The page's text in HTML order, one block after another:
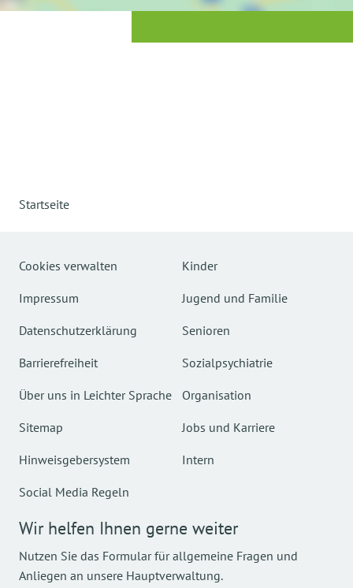
Startseite
Cookies verwalten
Impressum
Datenschutzerklärung
Barrierefreiheit
Über uns in Leichter Sprache
Sitemap
Hinweisgebersystem
Social Media Regeln
Kinder
Jugend und Familie
Senioren
Sozialpsychiatrie
Organisation
Jobs und Karriere
Intern
Wir helfen Ihnen gerne weiter
Nutzen Sie das Formular für allgemeine Fragen und
Anliegen an unsere Hauptverwaltung.